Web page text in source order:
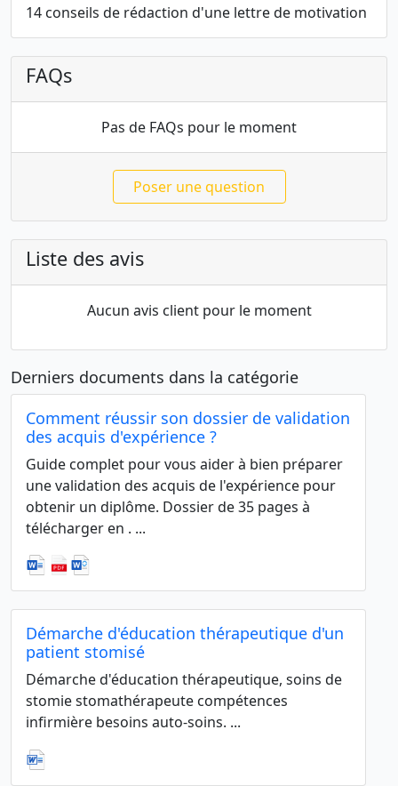
14 conseils de rédaction d'une lettre de motivation
FAQs
Pas de FAQs pour le moment
Poser une question
Liste des avis
Aucun avis client pour le moment
Derniers documents dans la catégorie
Comment réussir son dossier de validation
des acquis d'expérience ?
Guide complet pour vous aider à bien préparer
une validation des acquis de l'expérience pour
obtenir un diplôme. Dossier de 35 pages à
télécharger en . ...
Démarche d'éducation thérapeutique d'un
patient stomisé
Démarche d'éducation thérapeutique, soins de
stomie stomathérapeute compétences
infirmière besoins auto-soins. ...